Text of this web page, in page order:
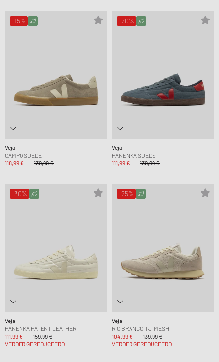
-15%
Veja
CAMPO SUEDE
118,99 €
139,99 €
-20%
Veja
PANENKA SUEDE
111,99 €
139,99 €
-30%
Veja
PANENKA PATENT LEATHER
111,99 €
159,99 €
VERDER GEREDUCEERD
-25%
Veja
RIO BRANCO II J-MESH
104,99 €
139,99 €
VERDER GEREDUCEERD